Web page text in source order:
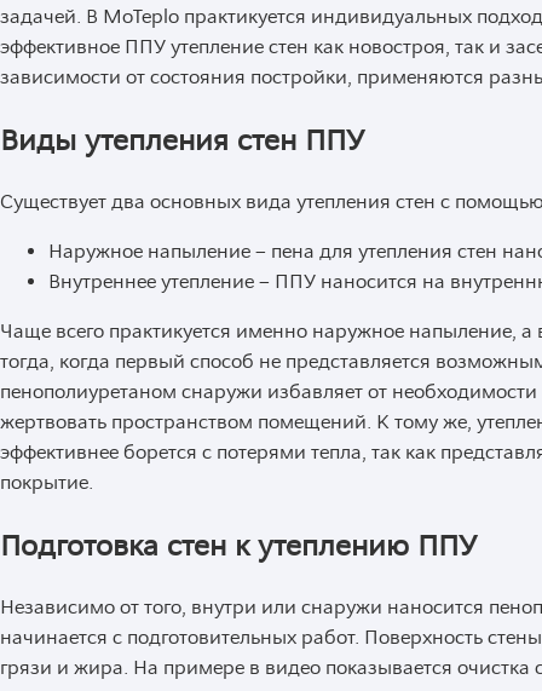
задачей. В MoTeplo практикуется индивидуальных
эффективное ППУ утепление стен как новостроя, так и
зависимости от состояния постройки, применяются
Виды утепления стен ППУ
Существует два основных вида утепления стен с
Наружное напыление – пена для утепления стен
Внутреннее утепление – ППУ наносится на
Чаще всего практикуется именно наружное напыление, а
тогда, когда первый способ не представляется
пенополиуретаном снаружи избавляет от
жертвовать пространством помещений. К тому же,
эффективнее борется с потерями тепла, так как
покрытие.
Подготовка стен к утеплению ППУ
Независимо от того, внутри или снаружи наносится
начинается с подготовительных работ. Поверхность
грязи и жира. На примере в видео показывается очистка